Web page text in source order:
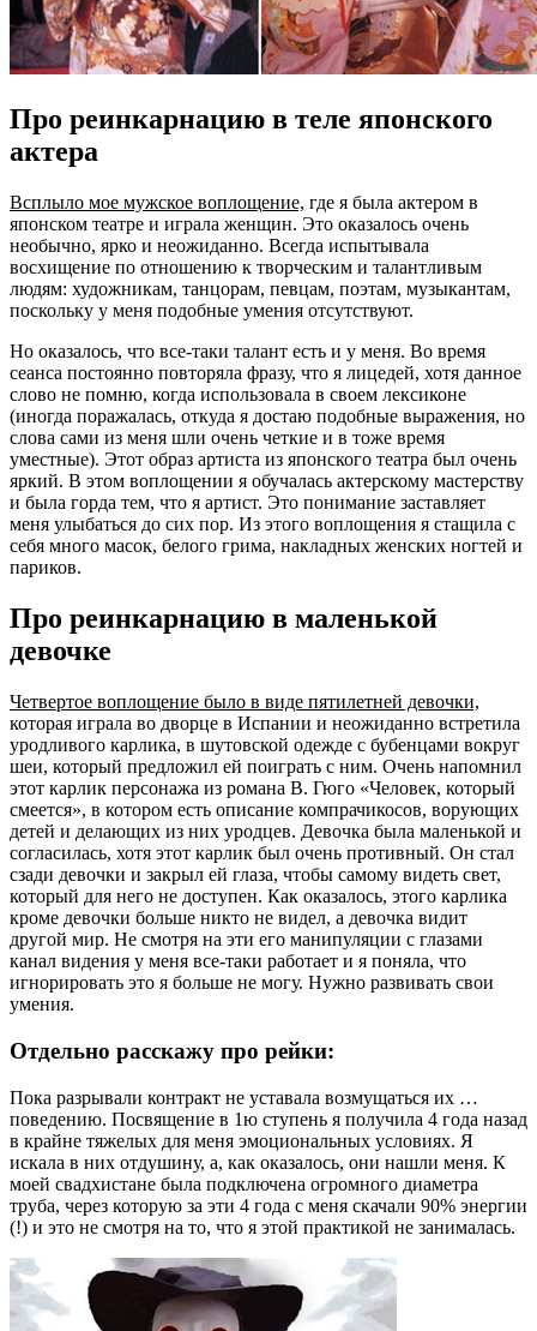
Про реинкарнацию в теле японского
актера
Всплыло мое мужское воплощение, где я была актером в
японском театре и играла женщин. Это оказалось очень
необычно, ярко и неожиданно. Всегда испытывала
восхищение по отношению к творческим и талантливым
людям: художникам, танцорам, певцам, поэтам, музыкантам,
поскольку у меня подобные умения отсутствуют.
Но оказалось, что все-таки талант есть и у меня. Во время
сеанса постоянно повторяла фразу, что я лицедей, хотя данное
слово не помню, когда использовала в своем лексиконе
(иногда поражалась, откуда я достаю подобные выражения, но
слова сами из меня шли очень четкие и в тоже время
уместные). Этот образ артиста из японского театра был очень
яркий. В этом воплощении я обучалась актерскому мастерству
и была горда тем, что я артист. Это понимание заставляет
меня улыбаться до сих пор. Из этого воплощения я стащила с
себя много масок, белого грима, накладных женских ногтей и
париков.
Про реинкарнацию в маленькой
девочке
Четвертое воплощение было в виде пятилетней девочки,
которая играла во дворце в Испании и неожиданно встретила
уродливого карлика, в шутовской одежде с бубенцами вокруг
шеи, который предложил ей поиграть с ним. Очень напомнил
этот карлик персонажа из романа В. Гюго «Человек, который
смеется», в котором есть описание компрачикосов, ворующих
детей и делающих из них уродцев. Девочка была маленькой и
согласилась, хотя этот карлик был очень противный. Он стал
сзади девочки и закрыл ей глаза, чтобы самому видеть свет,
который для него не доступен. Как оказалось, этого карлика
кроме девочки больше никто не видел, а девочка видит
другой мир. Не смотря на эти его манипуляции с глазами
канал видения у меня все-таки работает и я поняла, что
игнорировать это я больше не могу. Нужно развивать свои
умения.
Отдельно расскажу про рейки:
Пока разрывали контракт не уставала возмущаться их …
поведению. Посвящение в 1ю ступень я получила 4 года назад
в крайне тяжелых для меня эмоциональных условиях. Я
искала в них отдушину, а, как оказалось, они нашли меня. К
моей свадхистане была подключена огромного диаметра
труба, через которую за эти 4 года с меня скачали 90% энергии
(!) и это не смотря на то, что я этой практикой не занималась.